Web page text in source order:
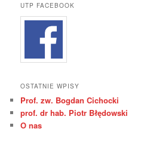
UTP FACEBOOK
OSTATNIE WPISY
Prof. zw. Bogdan Cichocki
prof. dr hab. Piotr Błędowski
O nas